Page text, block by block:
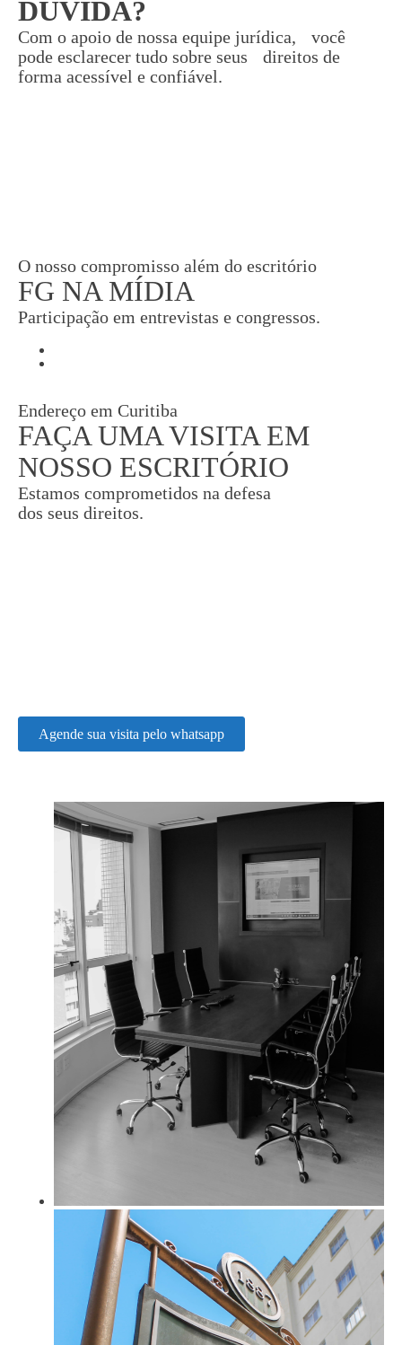
DÚVIDA?
Com o apoio de nossa equipe jurídica, você
pode esclarecer tudo sobre seus direitos de
forma acessível e confiável.
O nosso compromisso além do escritório
FG NA MÍDIA
Participação em entrevistas e congressos.
Endereço em Curitiba
FAÇA UMA VISITA EM
NOSSO ESCRITÓRIO
Estamos comprometidos na defesa
dos seus direitos.
Agende sua visita pelo whatsapp